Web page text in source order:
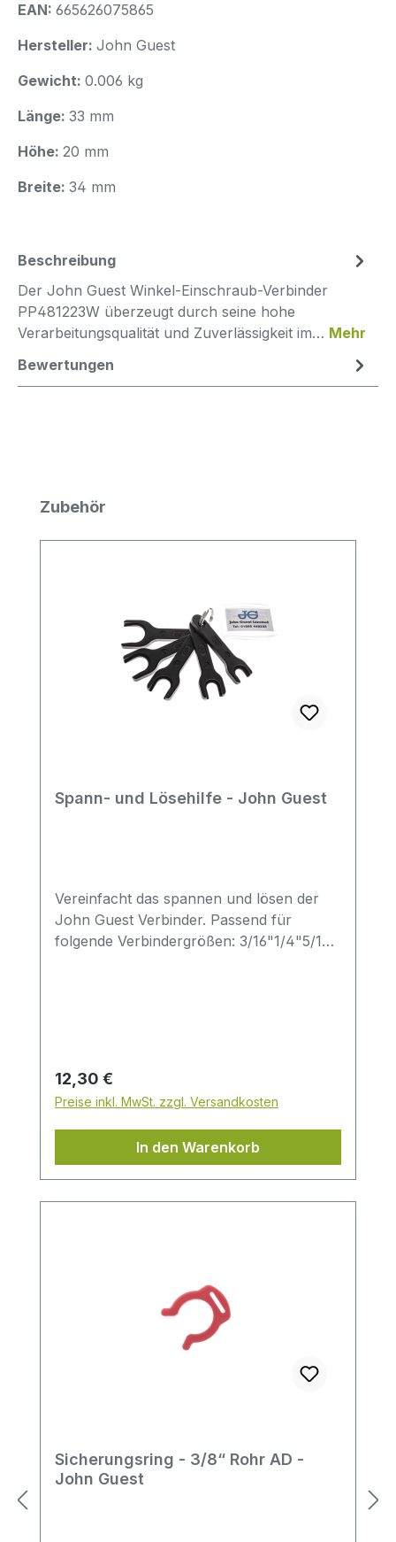
EAN: 665626075865
Hersteller: John Guest
Gewicht: 0.006 kg
Länge: 33 mm
Höhe: 20 mm
Breite: 34 mm
Beschreibung
Der John Guest Winkel-Einschraub-Verbinder
PP481223W überzeugt durch seine hohe
Verarbeitungsqualität und Zuverlässigkeit im… Mehr
Bewertungen
Produktgalerie überspringen
Zubehör
Spann- und Lösehilfe - John Guest
Vereinfacht das spannen und lösen der
John Guest Verbinder. Passend für
folgende Verbindergrößen: 3/16"1/4"5/16"
Regulärer Preis:
12,30 €
Preise inkl. MwSt. zzgl. Versandkosten
In den Warenkorb
Sicherungsring - 3/8“ Rohr AD -
John Guest